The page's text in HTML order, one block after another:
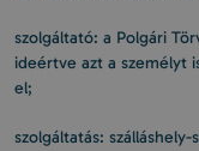
szolgáltató: a Polgári
ideértve azt a személyt
el;
szolgáltatás: